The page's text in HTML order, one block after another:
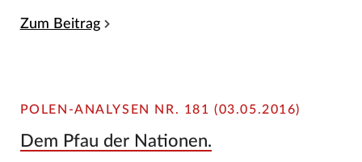
Zum Beitrag
POLEN-ANALYSEN NR. 181 (03.05.2016)
Dem Pfau der Nationen.